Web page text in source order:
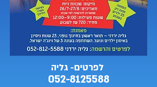
לפרטים- גליה
052-8125588